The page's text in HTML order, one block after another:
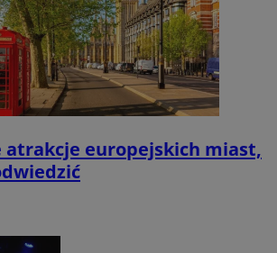
atrakcje europejskich miast,